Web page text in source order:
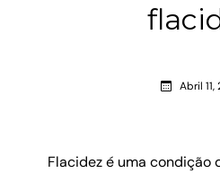
Abril
Flacidez é uma condição